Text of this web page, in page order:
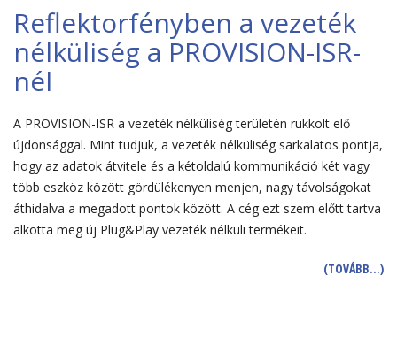
Reflektorfényben a vezeték
nélküliség a PROVISION-ISR-
nél
A PROVISION-ISR a vezeték nélküliség területén rukkolt elő
újdonsággal. Mint tudjuk, a vezeték nélküliség sarkalatos pontja,
hogy az adatok átvitele és a kétoldalú kommunikáció két vagy
több eszköz között gördülékenyen menjen, nagy távolságokat
áthidalva a megadott pontok között. A cég ezt szem előtt tartva
alkotta meg új Plug&Play vezeték nélküli termékeit.
(TOVÁBB…)